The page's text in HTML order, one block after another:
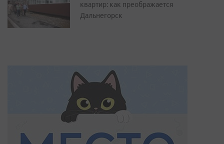
квартир: как преображается
Дальнегорск